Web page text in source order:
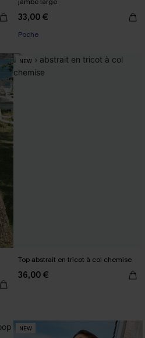
33,00 €
Poche
NEW
Top abstrait en tricot à col chemise
36,00 €
NEW